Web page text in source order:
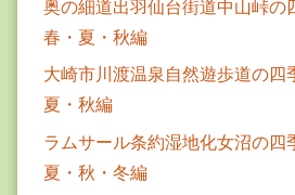
奥の細道出羽仙台街道中山峠
春・夏・秋編
大崎市川渡温泉自然遊歩道の
夏・秋編
ラムサール条約湿地化女沼の
夏・秋・冬編